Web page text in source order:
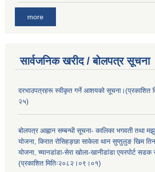
more
सार्वजनिक खरीद / बोलपत्र सूचना
दरभाउपत्रहरू स्वीकृत गर्ने आशयको सूचना।(प्रकाशित
२५)
बोलपत्र आह्वान सम्बन्धी सूचना- कालिका भगवती तथा
योजना, किरात रोसिहङ्छा साकेला थान सुप्तुलुङ खिम
योजना, च्यानडांडा-सेरा खोला-खानीडांडा एयरपोर्ट सडक
(प्रकाशित मितिः२०८२।०९।०१)